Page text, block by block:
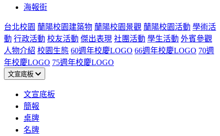
海報街
台北校園 蘭陽校園建築物 蘭陽校園景觀 蘭陽校園活動 學術活
動 行政活動 校友活動 傑出表現 社團活動 學生活動 外賓參觀
人物介紹 校園生態 60週年校慶LOGO 66週年校慶LOGO 70週
年校慶LOGO 75週年校慶LOGO
文宣底板
文宣底板
簡報
桌牌
名牌